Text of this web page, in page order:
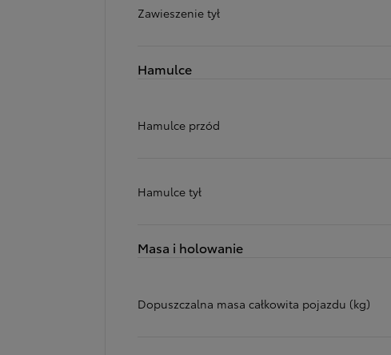
Zawieszenie tył
Hamulce
Hamulce przód
Hamulce tył
Masa i holowanie
Dopuszczalna masa całkowita pojazdu (kg)